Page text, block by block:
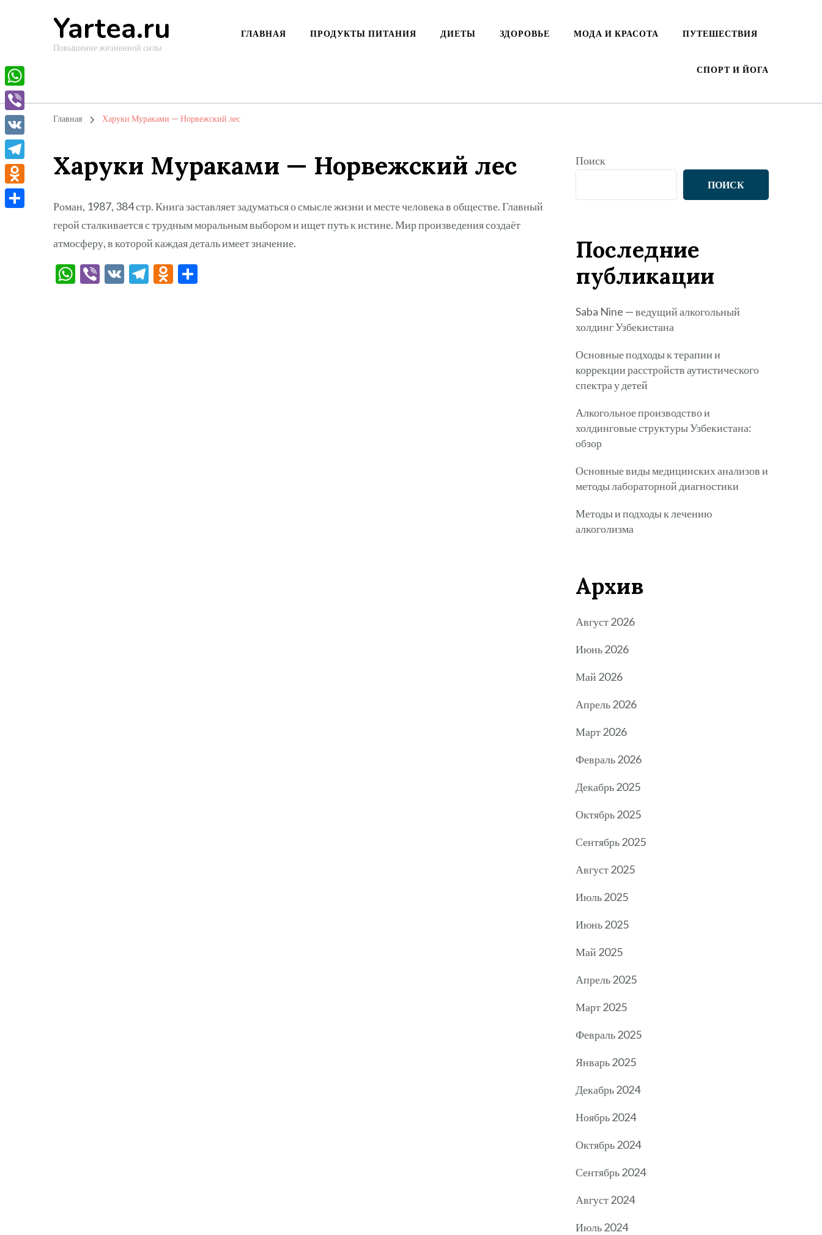
Yartea.ru
Повышение жизненной силы
ГЛАВНАЯ ПРОДУКТЫ ПИТАНИЯ ДИЕТЫ ЗДОРОВЬЕ МОДА И КРАСОТА ПУТЕШЕСТВИЯ
СПОРТ И ЙОГА
Главная Харуки Мураками — Норвежский лес
Харуки Мураками — Норвежский лес
Роман, 1987, 384 стр. Книга заставляет задуматься о смысле жизни и месте человека в обществе. Главный
герой сталкивается с трудным моральным выбором и ищет путь к истине. Мир произведения создаёт
атмосферу, в которой каждая деталь имеет значение.
WhatsApp
Viber
VK Telegram
Odnoklassniki
Поиск
ПОИСК
Последние
публикации
Saba Nine — ведущий алкогольный
холдинг Узбекистана
Основные подходы к терапии и
коррекции расстройств аутистического
спектра у детей
Алкогольное производство и
холдинговые структуры Узбекистана:
обзор
Основные виды медицинских анализов и
методы лабораторной диагностики
Методы и подходы к лечению
алкоголизма
Архив
Август 2026
Июнь 2026
Май 2026
Апрель 2026
Март 2026
Февраль 2026
Декабрь 2025
Октябрь 2025
Сентябрь 2025
Август 2025
Июль 2025
Июнь 2025
Май 2025
Апрель 2025
Март 2025
Февраль 2025
Январь 2025
Декабрь 2024
Ноябрь 2024
Октябрь 2024
Сентябрь 2024
Август 2024
Июль 2024
WhatsApp
Viber
VK
Telegram
Odnoklassniki